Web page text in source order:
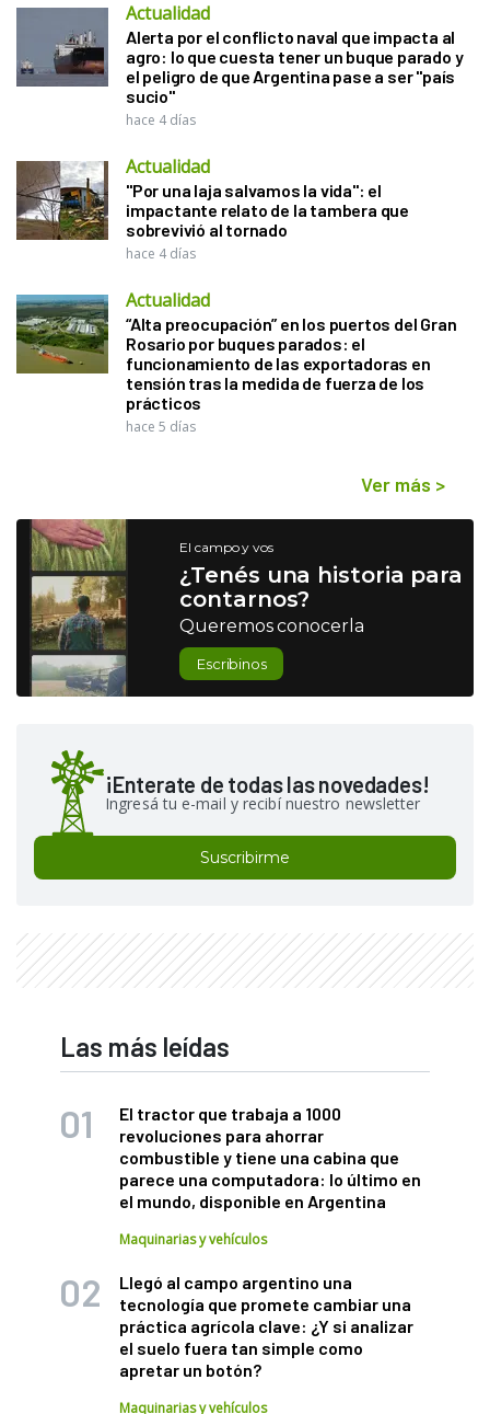
Actualidad
Alerta por el conflicto naval que impacta al
agro: lo que cuesta tener un buque parado y
el peligro de que Argentina pase a ser "país
sucio"
hace 4 días
Actualidad
"Por una laja salvamos la vida": el
impactante relato de la tambera que
sobrevivió al tornado
hace 4 días
Actualidad
“Alta preocupación” en los puertos del Gran
Rosario por buques parados: el
funcionamiento de las exportadoras en
tensión tras la medida de fuerza de los
prácticos
hace 5 días
Ver más >
El campo y vos
¿Tenés una historia para
contarnos?
Queremos conocerla
Escribinos
¡Enterate de todas las novedades!
Ingresá tu e-mail y recibí nuestro newsletter
Suscribirme
Las más leídas
El tractor que trabaja a 1000
revoluciones para ahorrar
combustible y tiene una cabina que
parece una computadora: lo último en
el mundo, disponible en Argentina
Maquinarias y vehículos
Llegó al campo argentino una
tecnología que promete cambiar una
práctica agrícola clave: ¿Y si analizar
el suelo fuera tan simple como
apretar un botón?
Maquinarias y vehículos